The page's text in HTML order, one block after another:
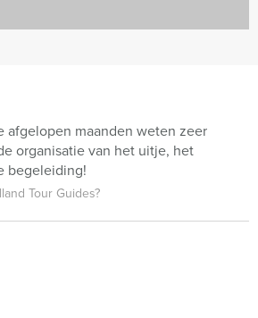
afgelopen maanden weten zeer
organisatie van het uitje, het
begeleiding!
Tour Guides?